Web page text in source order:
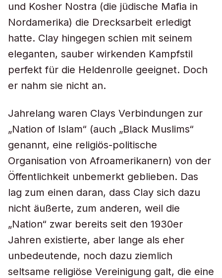
und Kosher Nostra (die jüdische Mafia in
Nordamerika) die Drecksarbeit erledigt
hatte. Clay hingegen schien mit seinem
eleganten, sauber wirkenden Kampfstil
perfekt für die Heldenrolle geeignet. Doch
er nahm sie nicht an.
Jahrelang waren Clays Verbindungen zur
„Nation of Islam“ (auch „Black Muslims“
genannt, eine religiös-politische
Organisation von Afroamerikanern) von der
Öffentlichkeit unbemerkt geblieben. Das
lag zum einen daran, dass Clay sich dazu
nicht äußerte, zum anderen, weil die
„Nation“ zwar bereits seit den 1930er
Jahren existierte, aber lange als eher
unbedeutende, noch dazu ziemlich
seltsame religiöse Vereinigung galt, die eine